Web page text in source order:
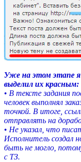
Уже на этом этапе
выделил их красным:
• В тексте задания
человек выполнял
точкой. В итоге,
отправлять на
• Не указал, что
Исполнитель создал
быть не могло,
с ТЗ.